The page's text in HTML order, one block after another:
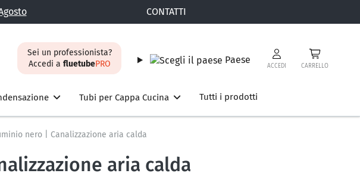
CONTATTI
Sei un professionista?
Accedi a fluetubePRO Paese
ACCEDI CARRELLO
Tubi per Cappa Cucina Tutti i prodotti
nero | Canalizzazione aria calda
aria calda